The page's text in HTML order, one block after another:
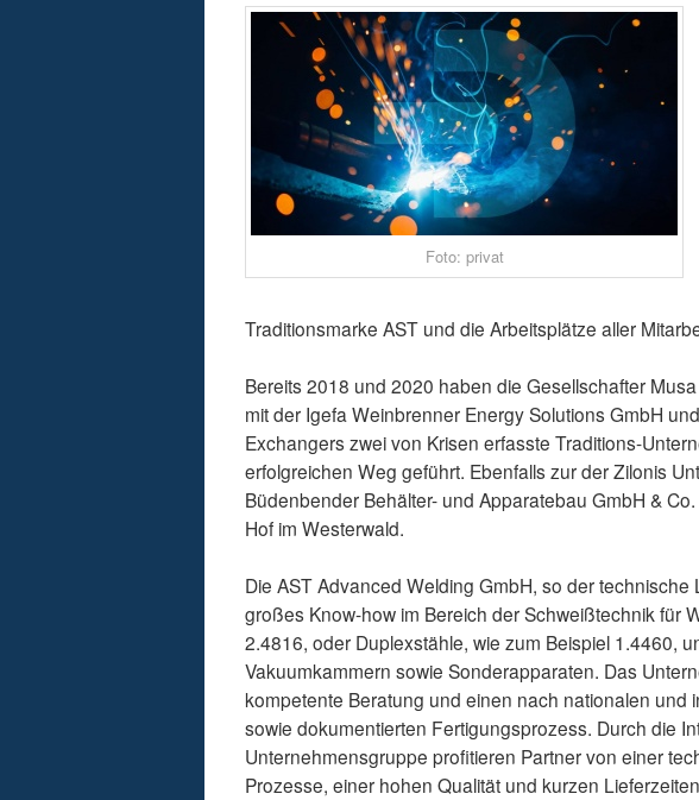
Foto: privat
Traditionsmarke AST und die Arbeitsplätze aller
Bereits 2018 und 2020 haben die Gesellschafter
mit der Igefa Weinbrenner Energy Solutions GmbH
Exchangers zwei von Krisen erfasste Traditions-
erfolgreichen Weg geführt. Ebenfalls zur der Zilonis
Büdenbender Behälter- und Apparatebau GmbH &
Hof im Westerwald.
Die AST Advanced Welding GmbH, so der
großes Know-how im Bereich der Schweißtechnik für
2.4816, oder Duplexstähle, wie zum Beispiel 1.4460,
Vakuumkammern sowie Sonderapparaten. Das
kompetente Beratung und einen nach nationalen und
sowie dokumentierten Fertigungsprozess. Durch die
Unternehmensgruppe profitieren Partner von einer
Prozesse, einer hohen Qualität und kurzen